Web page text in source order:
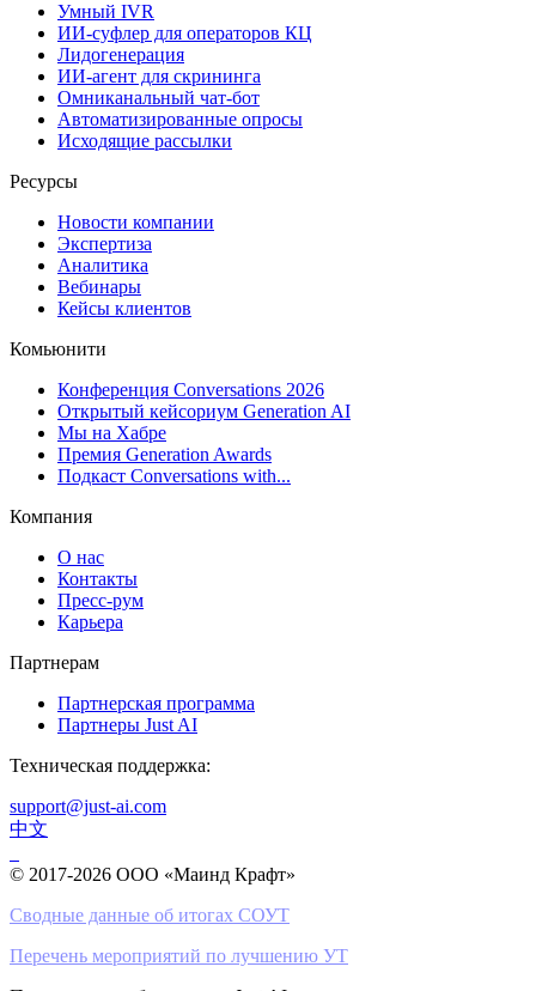
Умный IVR
ИИ-суфлер для операторов КЦ
Лидогенерация
ИИ-агент для скрининга
Омниканальный чат-бот
Автоматизированные опросы
Исходящие рассылки
Ресурсы
Новости компании
Экспертиза
Аналитика
Вебинары
Кейсы клиентов
Комьюнити
Конференция Conversations 2026
Открытый кейсориум Generation AI
Мы на Хабре
Премия Generation Awards
Подкаст Conversations with...
Компания
О нас
Контакты
Пресс-рум
Карьера
Партнерам
Партнерская программа
Партнеры Just AI
Техническая поддержка:
support@just-ai.com
中文
© 2017-2026 ООО «Маинд Крафт»
Сводные данные об итогах СОУТ
Перечень мероприятий по лучшению УТ